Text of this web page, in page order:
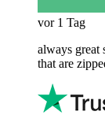
vor 1 Tag
always great
that are